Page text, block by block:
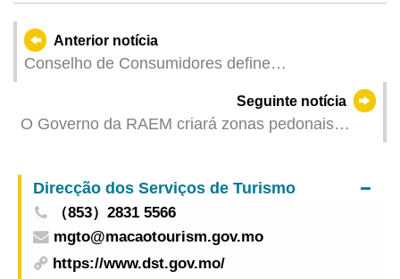
Anterior notícia
Conselho de Consumidores define
protecção dos direitos de consumo para o Dia 1
de Outubro
Seguinte notícia
O Governo da RAEM criará zonas pedonais
feriados do Dia Nacional
Direcção dos Serviços de Turismo
（853）2831 5566
mgto@macaotourism.gov.mo
https://www.dst.gov.mo/